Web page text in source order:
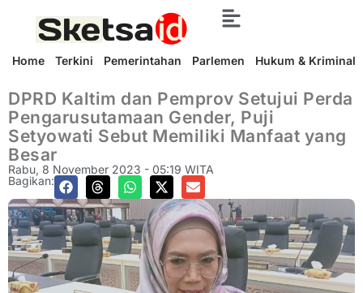
Home Terkini Pemerintahan Parlemen Hukum & Kriminal
DPRD Kaltim dan Pemprov Setujui Perda
Pengarusutamaan Gender, Puji
Setyowati Sebut Memiliki Manfaat yang
Besar
Rabu, 8 November 2023 - 05:19 WITA
Bagikan: